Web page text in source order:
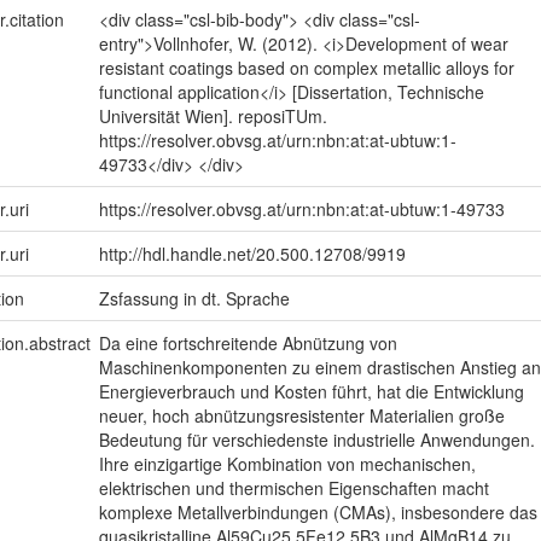
<div class="csl-bib-body"> <div class="csl-
entry">Vollnhofer, W. (2012). <i>Development of wear
resistant coatings based on complex metallic alloys for
functional application</i> [Dissertation, Technische
Universität Wien]. reposiTUm.
https://resolver.obvsg.at/urn:nbn:at:at-ubtuw:1-
49733</div> </div>
https://resolver.obvsg.at/urn:nbn:at:at-ubtuw:1-49733
http://hdl.handle.net/20.500.12708/9919
Zsfassung in dt. Sprache
Da eine fortschreitende Abnützung von
Maschinenkomponenten zu einem drastischen Anstieg an
Energieverbrauch und Kosten führt, hat die Entwicklung
neuer, hoch abnützungsresistenter Materialien große
Bedeutung für verschiedenste industrielle Anwendungen.
Ihre einzigartige Kombination von mechanischen,
elektrischen und thermischen Eigenschaften macht
komplexe Metallverbindungen (CMAs), insbesondere das
quasikristalline Al59Cu25.5Fe12.5B3 und AlMgB14 zu